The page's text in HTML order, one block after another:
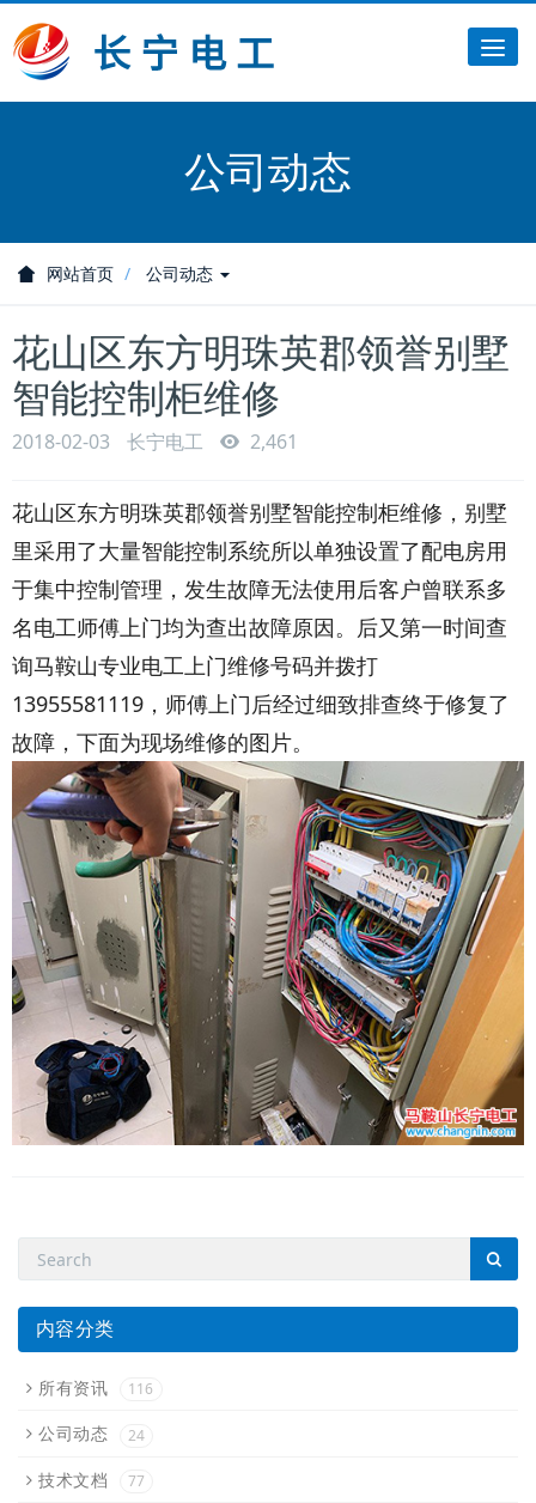
公司动态
网站首页 公司动态
花山区东方明珠英郡领誉别墅
智能控制柜维修
2018-02-03 长宁电工 2,461
花山区东方明珠英郡领誉别墅智能控制柜维修，别墅
里采用了大量智能控制系统所以单独设置了配电房用
于集中控制管理，发生故障无法使用后客户曾联系多
名电工师傅上门均为查出故障原因。后又第一时间查
询马鞍山专业电工上门维修号码并拨打
13955581119，师傅上门后经过细致排查终于修复了
故障，下面为现场维修的图片。
内容分类
所有资讯 116
公司动态 24
技术文档 77